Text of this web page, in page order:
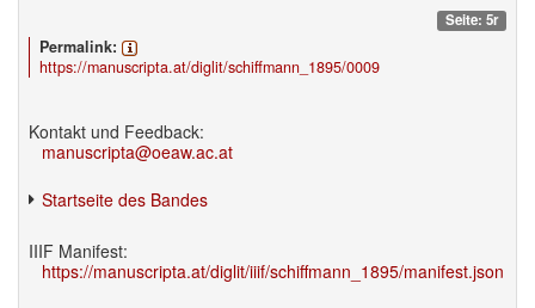
Seite: 5r
Permalink:
https://manuscripta.at/diglit/schiffmann_1895/0009
Kontakt und Feedback:
manuscripta@oeaw.ac.at
Startseite des Bandes
IIIF Manifest:
https://manuscripta.at/diglit/iiif/schiffmann_1895/manifest.json